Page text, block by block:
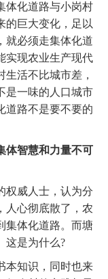
化道路与小岗村
的巨大变化，足以
就必须走集体化道
实现农业生产现代
活不比城市差，
是一味的人口城市
道路不是要不要的
体智慧和力量不可
威人士，认为分
人心彻底散了，农
集体化道路。而塘
这是为什么?
知识，同时也来